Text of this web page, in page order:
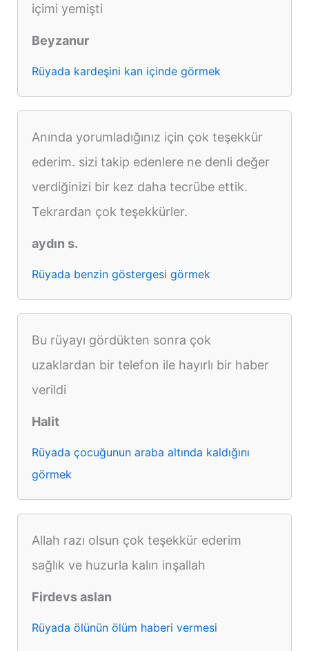
içimi yemişti
Beyzanur
Rüyada kardeşini kan içinde görmek
Anında yorumladığınız için çok teşekkür
ederim. sizi takip edenlere ne denli değer
verdiğinizi bir kez daha tecrübe ettik.
Tekrardan çok teşekkürler.
aydın s.
Rüyada benzin göstergesi görmek
Bu rüyayı gördükten sonra çok
uzaklardan bir telefon ile hayırlı bir haber
verildi
Halit
Rüyada çocuğunun araba altında kaldığını
görmek
Allah razı olsun çok teşekkür ederim
sağlık ve huzurla kalın inşallah
Firdevs aslan
Rüyada ölünün ölüm haberi vermesi